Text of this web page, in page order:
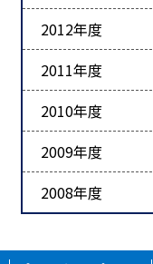
2012年度
2011年度
2010年度
2009年度
2008年度